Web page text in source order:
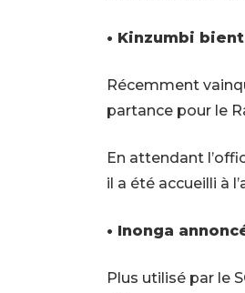
• Kinzumbi
Récemment
partance pour le
En attendant
il a été accueilli à
• Inonga
Plus utilisé par le